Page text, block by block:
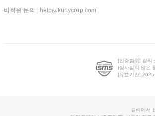
비회원 문의 : help@kurlycorp.com
[인증범위] 컬리
(심사받지 않은
[유효기간]
컬리에서